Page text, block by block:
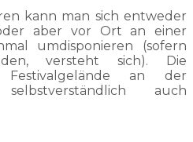
kann man sich entweder
aber vor Ort an einer
umdisponieren (sofern
versteht sich). Die
an der
auch